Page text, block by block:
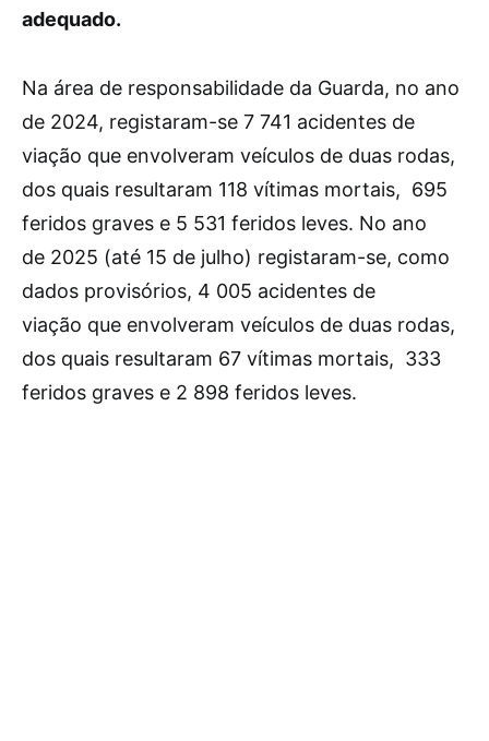
adequado.
Na área de responsabilidade da Guarda, no ano
de 2024, registaram-se 7 741 acidentes de
viação que envolveram veículos de duas rodas,
dos quais resultaram 118 vítimas mortais, 695
feridos graves e 5 531 feridos leves. No ano
de 2025 (até 15 de julho) registaram-se, como
dados provisórios, 4 005 acidentes de
viação que envolveram veículos de duas rodas,
dos quais resultaram 67 vítimas mortais, 333
feridos graves e 2 898 feridos leves.